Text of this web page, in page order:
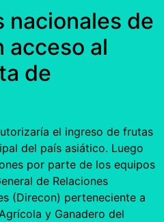
nacionales de
acceso al
de
el ingreso de frutas
del país asiático. Luego
por parte de los equipos
de Relaciones
(Direcon) perteneciente a
y Ganadero del